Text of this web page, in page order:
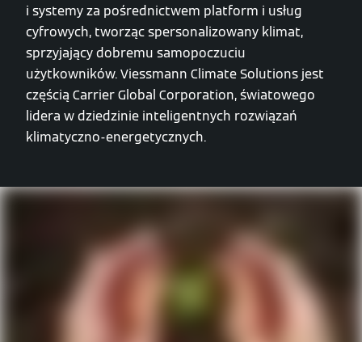
i systemy za pośrednictwem platform i usług
cyfrowych, tworząc spersonalizowany klimat,
sprzyjający dobremu samopoczuciu
użytkowników. Viessmann Climate Solutions jest
częścią Carrier Global Corporation, światowego
lidera w dziedzinie inteligentnych rozwiązań
klimatyczno-energetycznych.